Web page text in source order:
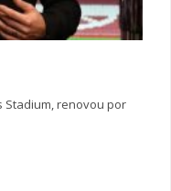
Stadium, renovou por